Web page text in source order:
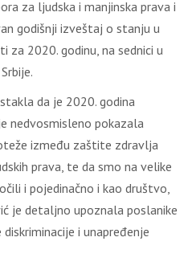
za ljudska i manjinska prava i
godišnji izveštaj o stanju u
2020. godinu, na sednici u
da je 2020. godina
nedvosmisleno pokazala
između zaštite zdravlja
prava, te da smo na velike
i pojedinačno i kao društvo,
je detaljno upoznala poslanike
i unapređenje